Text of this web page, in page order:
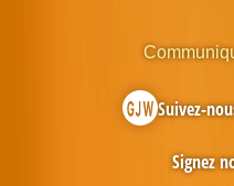
Suivez-
Signez